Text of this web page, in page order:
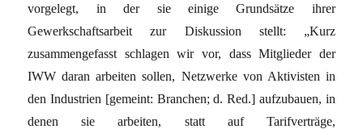
vorgelegt, in der sie einige Grundsätze ihrer
Gewerkschaftsarbeit zur Diskussion stellt: „Kurz
zusammengefasst schlagen wir vor, dass Mitglieder der
IWW daran arbeiten sollen, Netzwerke von Aktivisten in
den Industrien [gemeint: Branchen; d. Red.] aufzubauen, in
denen sie arbeiten, statt auf Tarifverträge,